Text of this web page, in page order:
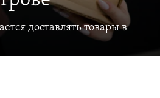
доставлять товары в